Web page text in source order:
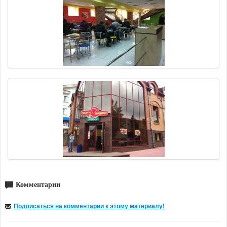
Комментарии
Подписаться на комментарии к этому материалу!